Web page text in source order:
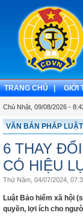
TRANG CHỦ | GIỚI
Chủ Nhật, 09/08/2026 -
VĂN BẢN PHÁP
6 THAY
CÓ HIỆU
Thứ Năm, 04/07/2024,
Luật Bảo hiểm xã hội
quyền, lợi ích cho